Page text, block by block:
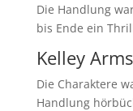
Die Handlung
bis Ende ein
Kelley
Die Charaktere
Handlung